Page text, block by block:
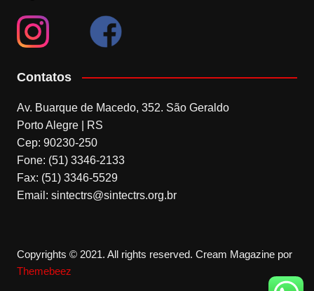
Contatos
Av. Buarque de Macedo, 352. São Geraldo
Porto Alegre | RS
Cep: 90230-250
Fone: (51) 3346-2133
Fax: (51) 3346-5529
Email: sintectrs@sintectrs.org.br
Copyrights © 2021. All rights reserved. Cream Magazine por
Themebeez